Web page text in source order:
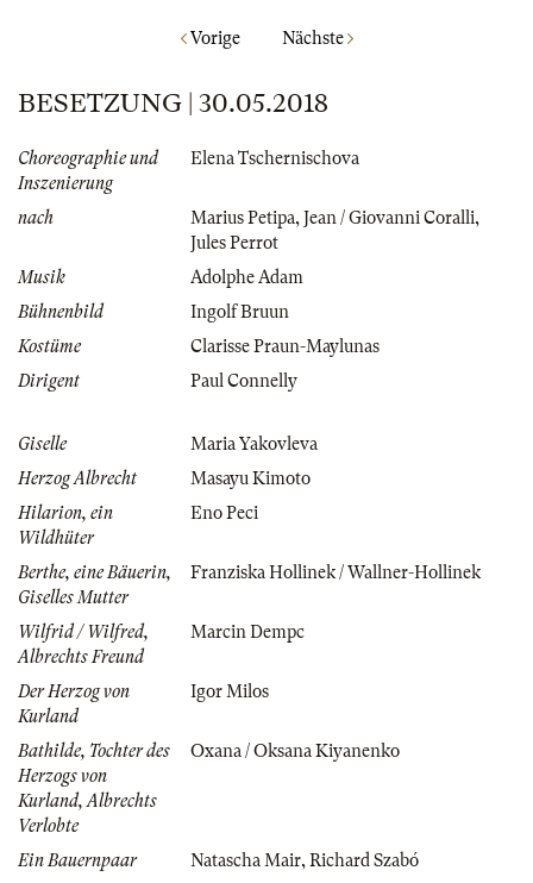
Vorige Nächste
BESETZUNG | 30.05.2018
Choreographie und
Inszenierung
Elena Tschernischova
nach Marius Petipa, Jean / Giovanni Coralli,
Jules Perrot
Musik
Adolphe Adam
Bühnenbild
Ingolf Bruun
Kostüme
Clarisse Praun-Maylunas
Dirigent
Paul Connelly
Giselle
Maria Yakovleva
Herzog Albrecht
Masayu Kimoto
Hilarion, ein
Wildhüter
Eno Peci
Berthe, eine Bäuerin,
Giselles Mutter
Franziska Hollinek / Wallner-Hollinek
Wilfrid / Wilfred,
Albrechts Freund
Marcin Dempc
Der Herzog von
Kurland
Igor Milos
Bathilde, Tochter des
Herzogs von
Kurland, Albrechts
Verlobte
Oxana / Oksana Kiyanenko
Ein Bauernpaar Natascha Mair, Richard Szabó